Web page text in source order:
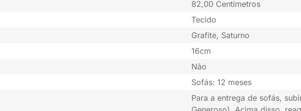
82,00 Centímetros
Tecido
Grafite, Saturno
16cm
Não
Sofás: 12 meses
Para a entrega de sofás,